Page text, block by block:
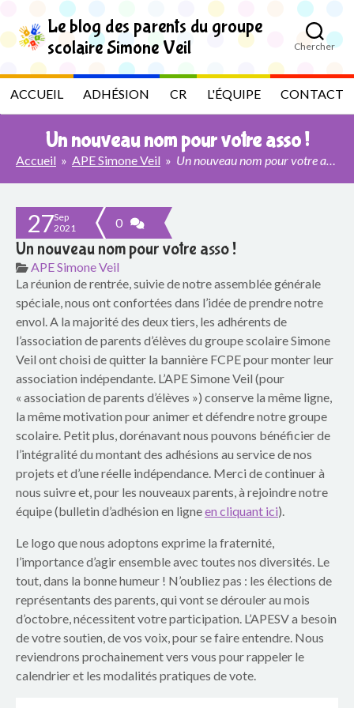
i
p
o
h
t
L
e
l
g
d
e
s
p
a
r
e
n
t
s
d
u
g
r
Le blog des parents du groupe
scolaire Simone Veil
Chercher
ACCUEIL ADHÉSION CR L'ÉQUIPE CONTACT
Un nouveau nom pour votre asso !
Accueil » APE Simone Veil » Un nouveau nom pour votre asso !
27Sep
2021
0
Un nouveau nom pour votre asso !
APE Simone Veil
La réunion de rentrée, suivie de notre assemblée générale
spéciale, nous ont confortées dans l’idée de prendre notre
envol. A la majorité des deux tiers, les adhérents de
l’association de parents d’élèves du groupe scolaire Simone
Veil ont choisi de quitter la bannière FCPE pour monter leur
association indépendante. L’APE Simone Veil (pour
« association de parents d’élèves ») conserve la même ligne,
la même motivation pour animer et défendre notre groupe
scolaire. Petit plus, dorénavant nous pouvons bénéficier de
l’intégralité du montant des adhésions au service de nos
projets et d’une réelle indépendance. Merci de continuer à
nous suivre et, pour les nouveaux parents, à rejoindre notre
équipe (bulletin d’adhésion en ligneen cliquant ici).
Le logo que nous adoptons exprime la fraternité,
l’importance d’agir ensemble avec toutes nos diversités. Le
tout, dans la bonne humeur ! N’oubliez pas : les élections de
représentants des parents, qui vont se dérouler au mois
d’octobre, nécessitent votre participation. L’APESV a besoin
de votre soutien, de vos voix, pour se faire entendre. Nous
reviendrons prochainement vers vous pour rappeler le
calendrier et les modalités pratiques de vote.